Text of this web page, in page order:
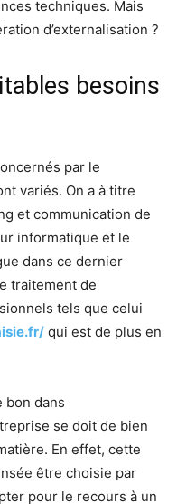
techniques. Mais
d’externalisation ?
besoins
par le
variés. On a à titre
et communication de
informatique et le
dans ce dernier
traitement de
tels que celui
qui est de plus en
bon dans
se doit de bien
En effet, cette
être choisie par
pour le recours à un